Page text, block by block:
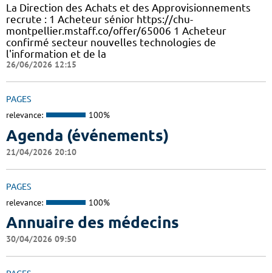
La Direction des Achats et des Approvisionnements
recrute : 1 Acheteur sénior https://chu-
montpellier.mstaff.co/offer/65006 1 Acheteur
confirmé secteur nouvelles technologies de
l'information et de la
26/06/2026 12:15
PAGES
relevance: 100%
Agenda (événements)
21/04/2026 20:10
PAGES
relevance: 100%
Annuaire des médecins
30/04/2026 09:50